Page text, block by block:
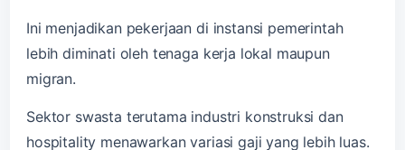
Ini menjadikan pekerjaan di instansi pemerintah
lebih diminati oleh tenaga kerja lokal maupun
migran.
Sektor swasta terutama industri konstruksi dan
hospitality menawarkan variasi gaji yang lebih luas.